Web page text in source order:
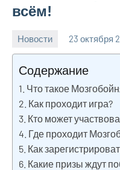
всём!
Новости 23 октября
Содержание
Что такое
Как проходит игра?
Кто может
Где проходит
Как
Какие призы ждут